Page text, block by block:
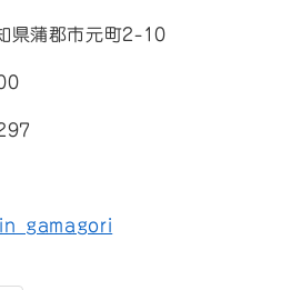
県蒲郡市元町2-10